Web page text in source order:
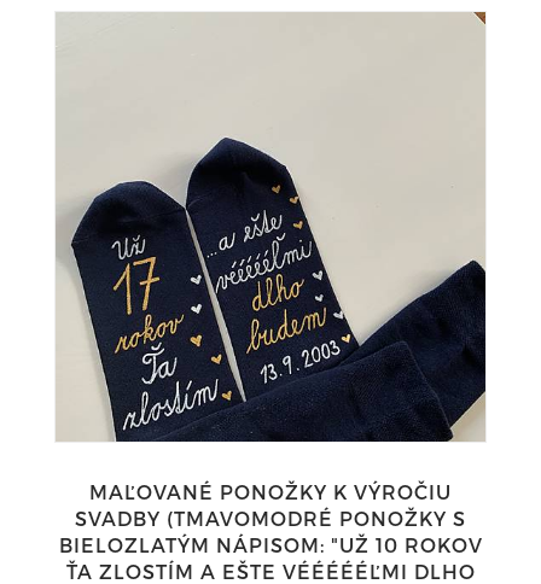
MAĽOVANÉ PONOŽKY K VÝROČIU
SVADBY (TMAVOMODRÉ PONOŽKY S
BIELOZLATÝM NÁPISOM: "UŽ 10 ROKOV
ŤA ZLOSTÍM A EŠTE VÉÉÉÉÉĽMI DLHO